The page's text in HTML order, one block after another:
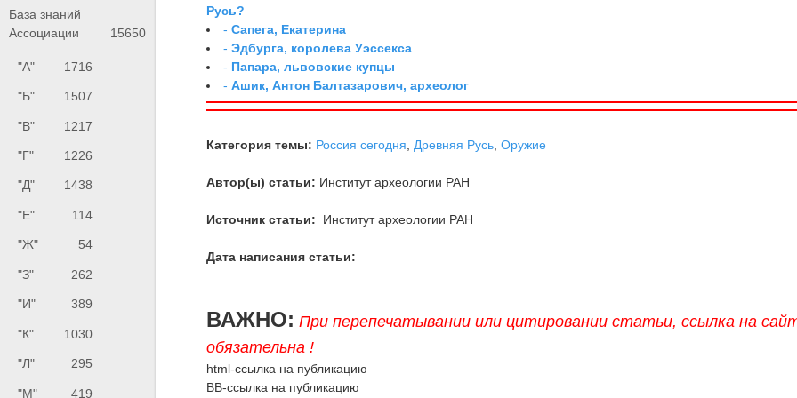
База знаний
Ассоциации
15650
"А" 1716
"Б" 1507
"В" 1217
"Г" 1226
"Д" 1438
"Е" 114
"Ж" 54
"З" 262
"И" 389
"К" 1030
"Л" 295
"М" 419
Русь?
-Сапега, Екатерина
-Эдбурга, королева Уэссекса
- Папара, львовские купцы
-Ашик, Антон Балтазарович, археолог
Категория темы: Россия сегодня Древняя Русь ,Оружие
Автор(ы) статьи: Институт археологии РАН
Источник статьи: Институт археологии РАН
Дата написания статьи:
ВАЖНО: При перепечатывании или цитировании статьи, ссылка на
обязательна !
html-ссылка на публикацию
BB-ссылка на публикацию